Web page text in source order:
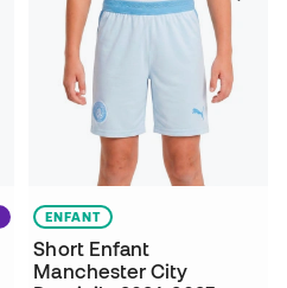
ENFANT
Short Enfant
Manchester City